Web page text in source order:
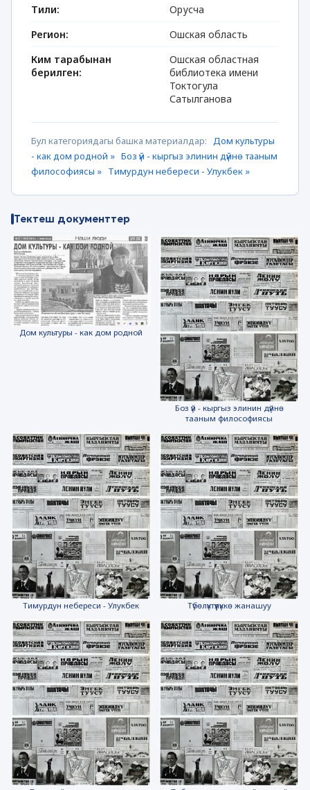
Тили:
Орусча
Регион:
Ошская область
Ким тарабынан
берилген:
Ошская областная
библиотека имени
Токтогула
Сатылганова
Бул категориядагы башка материалдар: Дом культуры
- как дом родной » Боз үй - кыргыз элинин дүйнө тааным
философиясы » Тимурдун небереси - Улукбек »
Тектеш документтер
Дом культуры - как дом родной
Боз үй - кыргыз элинин дүйнө
тааным философиясы
Тимурдун небереси - Улукбек Түбөлүктүүлүккө жанашуу